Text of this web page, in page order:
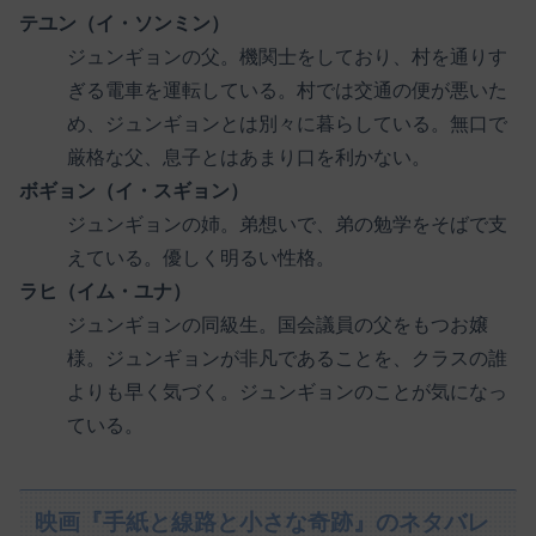
テユン（イ・ソンミン）
ジュンギョンの父。機関士をしており、村を通りす
ぎる電車を運転している。村では交通の便が悪いた
め、ジュンギョンとは別々に暮らしている。無口で
厳格な父、息子とはあまり口を利かない。
ボギョン（イ・スギョン）
ジュンギョンの姉。弟想いで、弟の勉学をそばで支
えている。優しく明るい性格。
ラヒ（イム・ユナ）
ジュンギョンの同級生。国会議員の父をもつお嬢
様。ジュンギョンが非凡であることを、クラスの誰
よりも早く気づく。ジュンギョンのことが気になっ
ている。
映画『手紙と線路と小さな奇跡』のネタバレ